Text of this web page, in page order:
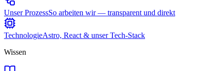
Unser ProzessSo arbeiten wir — transparent und direkt
TechnologieAstro, React & unser Tech-Stack
Wissen